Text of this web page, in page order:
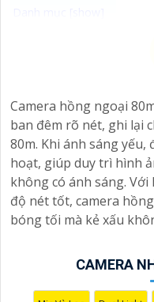
### Tư vấn lắp đặt
có độ phân giải cao để
nét, cụ thể là camera
Nên chọn camera có
được hình ảnh ban
sáng yếu.
#### 🎥2:Vị trí lắp đặt
ngóc ngách quan trọng
Đảm bảo camera được
giám sát rộng đến tất
Camera hồng ngoại
ban đêm rõ nét, ghi lại
80m. Khi ánh sáng
hoạt, giúp duy trì hình
không có ánh sáng.
độ nét tốt, camera
bóng tối mà kẻ xấu
CAMERA